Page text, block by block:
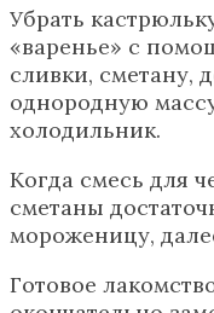
Убрать
«варенье» с
сливки, сметану,
однородную
холодильник.
Когда смесь для
сметаны
мороженицу,
Готовое